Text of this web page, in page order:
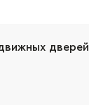
дверей